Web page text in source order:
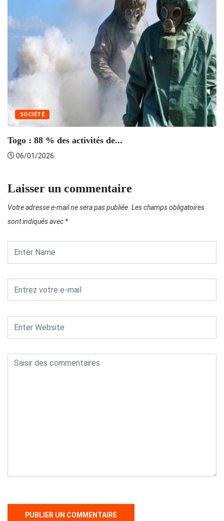
SOCIÉTÉ
Togo : 88 % des activités de...
06/01/2026
Laisser un commentaire
Votre adresse e-mail ne sera pas publiée. Les champs obligatoires
sont indiqués avec *